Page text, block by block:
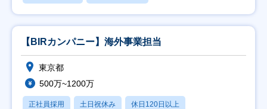
【BIRカンパニー】海外事業担当
東京都
500万~1200万
正社員採用 土日祝休み 休日120日以上